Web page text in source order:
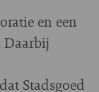
en een
Daarbij
Stadsgoed